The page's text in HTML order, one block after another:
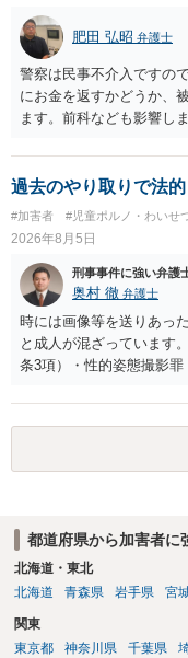
肥田 弘昭 弁護士
警察は民事不介入ですの
にお金を返すかどうか、
ます。前科なども影響し
過去のやり取りで法
#加害者 #児童ポルノ・わいせ
2026年8月5日
刑事事件に強い弁護
奥村 徹 弁護士
時には画像等を送りあっ
と成人が混ざっています
条3項）・性的姿態撮影
で、警察にバレれば、そ
都道府県から加害者に
北海道・東北
北海道
青森県 岩手県 宮
関東
東京都
神奈川県 千葉県